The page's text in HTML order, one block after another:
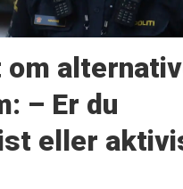
om
– Er du
eller